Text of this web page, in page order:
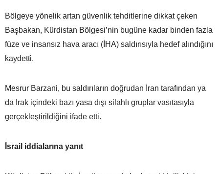
Bölgeye yönelik artan güvenlik tehditlerine dikkat çeken
Başbakan, Kürdistan Bölgesi’nin bugüne kadar binden fazla
füze ve insansız hava aracı (İHA) saldırısıyla hedef alındığını
kaydetti.
Mesrur Barzani, bu saldırıların doğrudan İran tarafından ya
da Irak içindeki bazı yasa dışı silahlı gruplar vasıtasıyla
gerçekleştirildiğini ifade etti.
İsrail iddialarına yanıt